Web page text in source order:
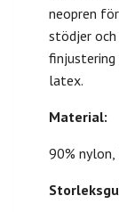
neopren
stödjer och
finjustering
latex.
Material:
90% nylon,